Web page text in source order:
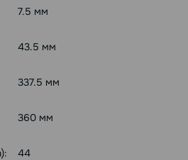
7.5 мм
43.5 мм
337.5 мм
360 мм
44